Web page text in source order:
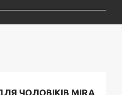
ЧОЛОВІКІВ MIRA